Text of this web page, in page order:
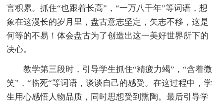
言积累。抓住“也跟着长高”，“一万八千年”等词语，想
象在这漫长的岁月里，盘古意志坚定，矢志不移，这是
何等的不易！体会盘古为了创造出这一美好世界所下的
决心。
教学第三段时，引导学生抓住“精疲力竭”，“含着微
笑”，“临死“等词语，谈谈自己的感受。在这过程中，学
生用心感悟人物品质，同时思想受到熏陶。最后引导学